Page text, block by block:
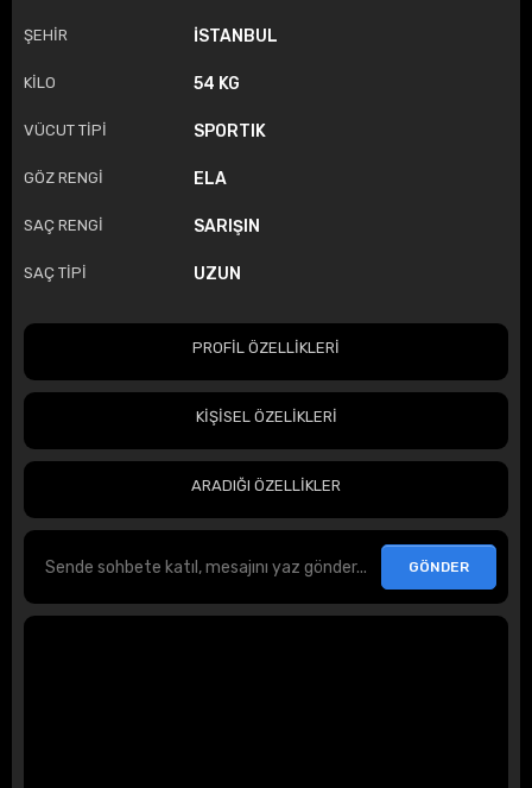
ŞEHİR İSTANBUL
KİLO 54 KG
VÜCUT TİPİ SPORTIK
GÖZ RENGİ ELA
SAÇ RENGİ SARIŞIN
SAÇ TİPİ UZUN
PROFİL ÖZELLİKLERİ
KİŞİSEL ÖZELİKLERİ
ARADIĞI ÖZELLİKLER